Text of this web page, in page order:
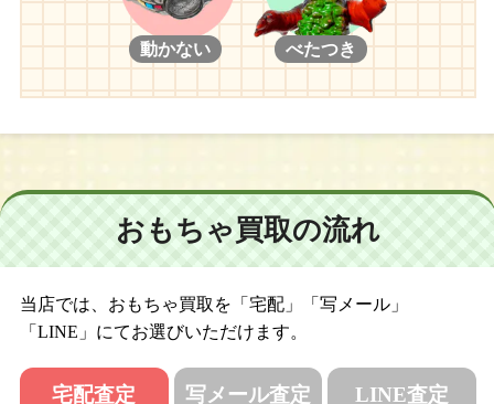
動かない べたつき
おもちゃ買取の流れ
当店では、おもちゃ買取を「宅配」「写メール」
「LINE」にてお選びいただけます。
宅配査定 写メール査定 LINE査定